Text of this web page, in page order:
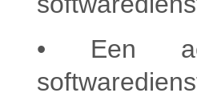
• Een